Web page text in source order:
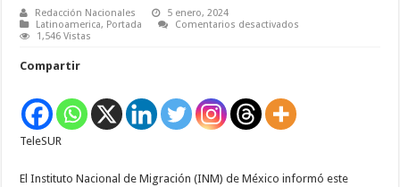
Redacción Nacionales
5 enero, 2024
Latinoamerica, Portada Comentarios desactivados
1,546 Vistas
Compartir
TeleSUR
El Instituto Nacional de Migración (INM) de México informó este